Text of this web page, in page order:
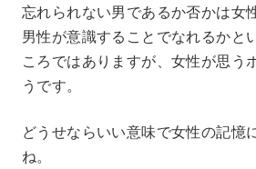
忘れられない男であるか否かは女
男性が意識することでなれるかと
ころではありますが、女性が思う
うです。
どうせならいい意味で女性の記憶
ね。